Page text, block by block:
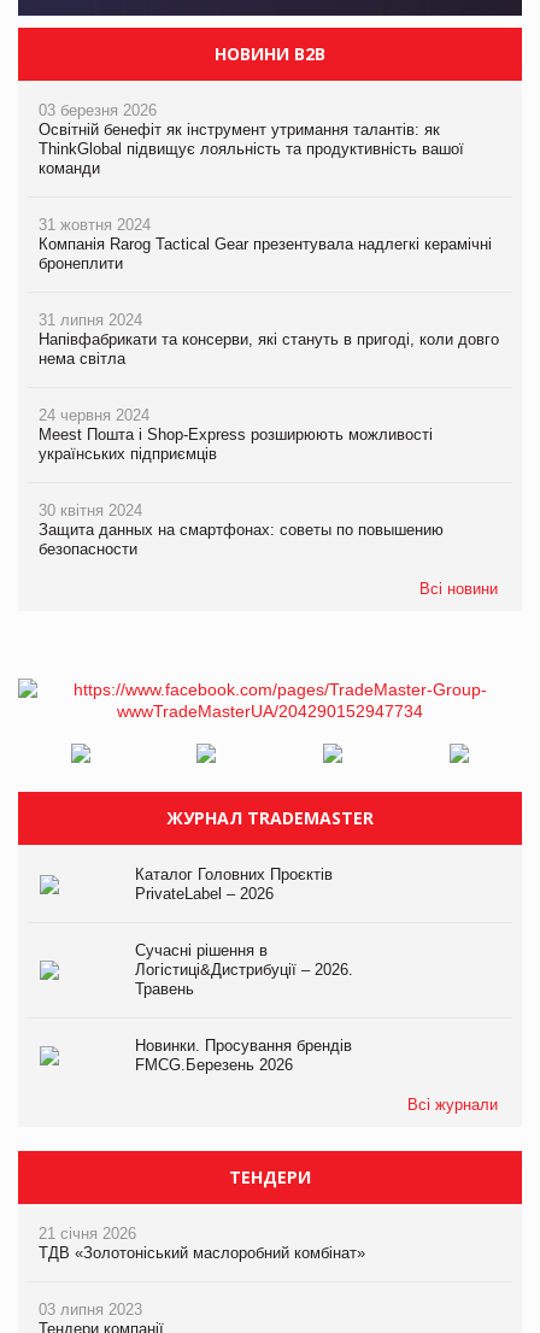
НОВИНИ B2B
03 березня 2026
Освітній бенефіт як інструмент утримання талантів: як
ThinkGlobal підвищує лояльність та продуктивність вашої
команди
31 жовтня 2024
Компанія Rarog Tactical Gear презентувала надлегкі керамічні
бронеплити
31 липня 2024
Напівфабрикати та консерви, які стануть в пригоді, коли довго
нема світла
24 червня 2024
Meest Пошта і Shop-Express розширюють можливості
українських підприємців
30 квітня 2024
Защита данных на смартфонах: советы по повышению
безопасности
Всі новини
ЖУРНАЛ TRADEMASTER
Каталог Головних Проєктів
PrivateLabel – 2026
Сучасні рішення в
Логістиці&Дистрибуції – 2026.
Травень
Новинки. Просування брендів
FMCG.Березень 2026
Всі журнали
ТЕНДЕРИ
21 січня 2026
ТДВ «Золотоніський маслоробний комбінат»
03 липня 2023
Тендери компанії